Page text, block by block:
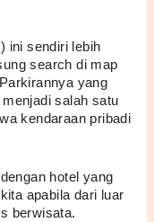
ini sendiri lebih
search di map
yang
salah satu
kendaraan pribadi
hotel yang
apabila dari luar
berwisata.